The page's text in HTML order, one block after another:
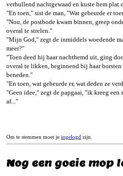
verhullend nachtgewaad en kuste hem plat
"En toen," sist de man, "Wat gebeurde er
"Nou, de postbode kwam binnen, greep
overal te strelen."
"Mijn God," zegt de inmiddels woedende
meer?"
"Toen deed hij haar nachthemd uit, ging
overal te likken, beginnend bij haar borsten
beneden."
"En toen, wat gebeurde er, wat deden ze
"Geen idee," zegt de papgaai, "ik kreeg
af..."
Om te stemmen moet je ingelogd zijn.
Nog een goeie mop